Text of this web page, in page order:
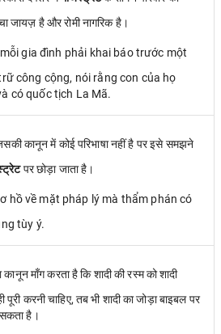
जायज़ है और रोमी नागरिक है।
gia đình phải khai báo trước một
công cộng, nói rằng con của họ
có quốc tịch La Mã.
कानून में कोई परिभाषा नहीं है पर इसे समझने
पर छोड़ा जाता है।
hồ về mặt pháp lý mà thẩm phán có
tùy ý.
माँग करता है कि शादी की रस्म को शादी
पूरी करनी चाहिए, तब भी शादी का जोड़ा बाइबल पर
है।